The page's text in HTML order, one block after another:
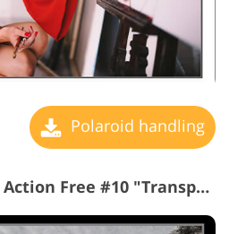
Polaroid handling
Photoshop Polaroid Action Free #10 "Transparent Frame"